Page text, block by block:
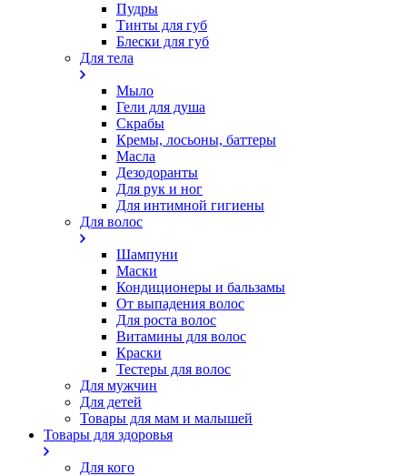
Пудры
Тинты для губ
Блески для губ
Для тела
Мыло
Гели для душа
Скрабы
Кремы, лосьоны, баттеры
Масла
Дезодоранты
Для рук и ног
Для интимной гигиены
Для волос
Шампуни
Маски
Кондиционеры и бальзамы
От выпадения волос
Для роста волос
Витамины для волос
Краски
Тестеры для волос
Для мужчин
Для детей
Товары для мам и малышей
Товары для здоровья
Для кого